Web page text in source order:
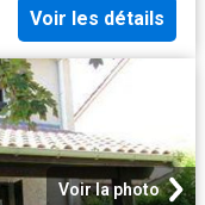
Voir les détails
Voir la photo